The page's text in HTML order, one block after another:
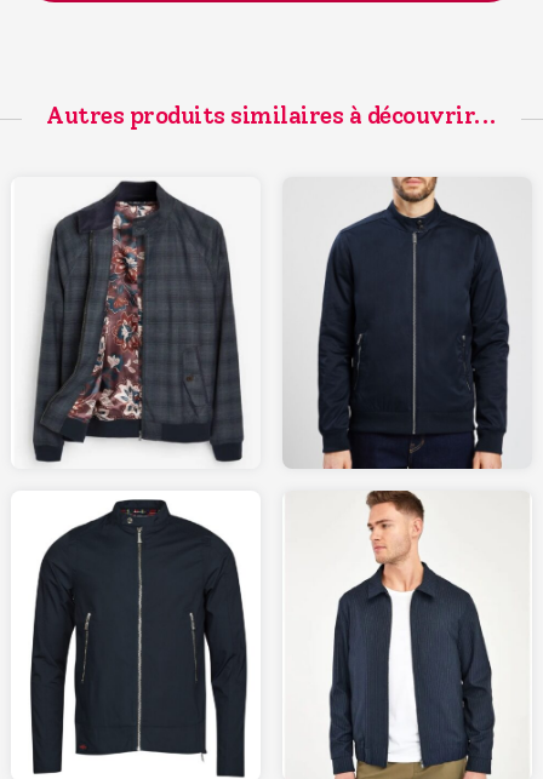
Autres produits similaires à découvrir...
62
LAREDOUTE.fr
125
SPARTOO.fr LAREDOUTE.fr